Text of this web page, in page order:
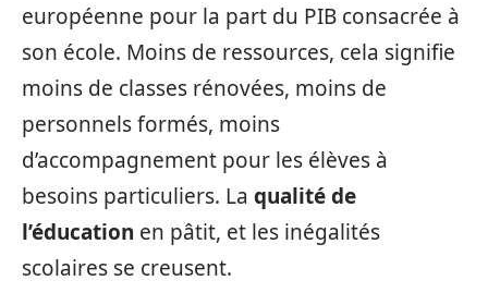
européenne pour la part du PIB consacrée à
son école. Moins de ressources, cela signifie
moins de classes rénovées, moins de
personnels formés, moins
d’accompagnement pour les élèves à
besoins particuliers. La qualité de
l’éducation en pâtit, et les inégalités
scolaires se creusent.